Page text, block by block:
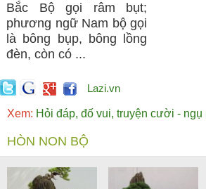
Bắc Bộ gọi râm bụt;
phương ngữ Nam bộ gọi
là bông bụp, bông lồng
đèn, còn có ...
Lazi.vn
Xem: Hỏi đáp, đố vui, truyện cười - ngụ
HÒN NON BỘ